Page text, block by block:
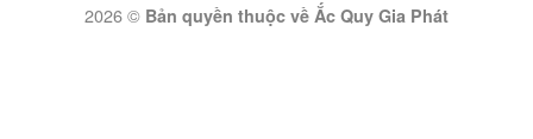
2026 © Bản quyền thuộc về Ắc Quy Gia Phát